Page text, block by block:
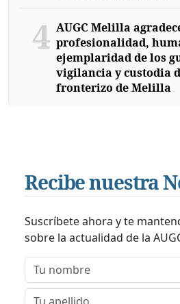
4 AUGC Melilla
profesionalidad,
ejemplaridad de los
vigilancia y custodia
fronterizo de Melilla
Recibe nuestra
Suscríbete ahora y te
sobre la actualidad de la